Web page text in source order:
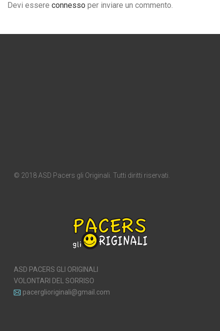
Devi essere connesso per inviare un commento.
© 2018 ASD Pacers gli Originali. Tutti diritti riservati.
ASD PACERS GLI ORIGINALI
VOLONTARI DEL SORRISO
pacerglioriginali@gmail.com